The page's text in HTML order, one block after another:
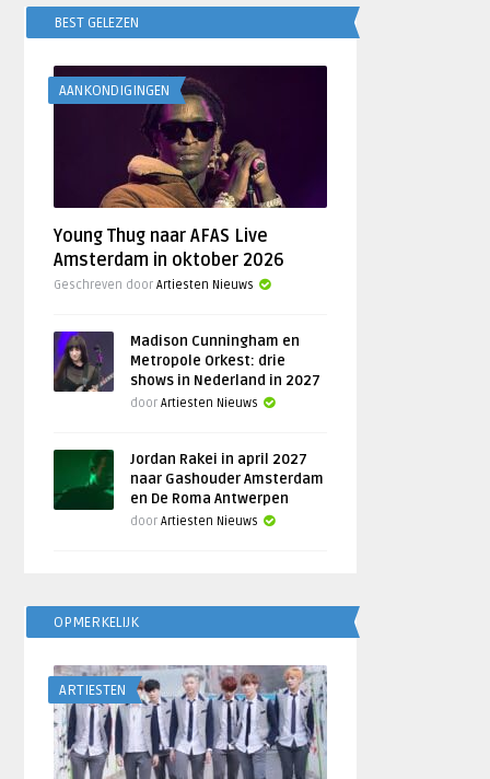
BEST GELEZEN
AANKONDIGINGEN
Young Thug naar AFAS Live
Amsterdam in oktober 2026
Geschreven doorArtiesten Nieuws
Madison Cunningham en
Metropole Orkest: drie
shows in Nederland in 2027
doorArtiesten Nieuws
Jordan Rakei in april 2027
naar Gashouder Amsterdam
en De Roma Antwerpen
doorArtiesten Nieuws
OPMERKELIJK
ARTIESTEN